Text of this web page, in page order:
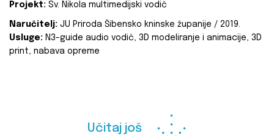
Projekt: Sv. Nikola multimedijski vodič
Naručitelj: JU Priroda Šibensko kninske županije / 2019.
Usluge: N3-guide audio vodič, 3D modeliranje i animacije, 3D
print, nabava opreme
Učitaj još